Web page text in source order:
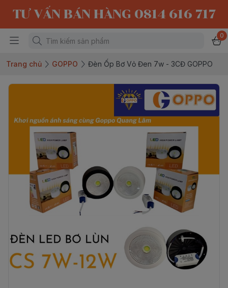
TƯ VẤN BÁN HÀNG 0814 616 717
0
Trang chủ GOPPO Đèn Ốp Bơ Vỏ Đen 7w - 3CĐ GOPPO